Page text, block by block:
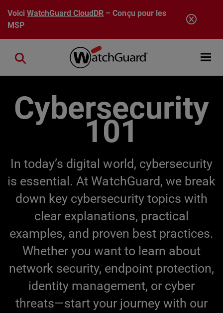
Aller au contenu principal
VoiciWatchGuard CloudDR – Conçu pour les
MSP
Open
Close search
Cybersecurity
101
In today’s digital world, cybersecurity
is essential. At WatchGuard, we break
down key cybersecurity topics with
clear explanations, practical
examples, and proven best practices.
Whether you want to learn about
network security, endpoint protection,
identity management, or cyber
threats—start your journey with our